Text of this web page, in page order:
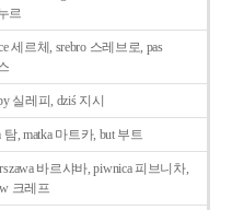
르
세르체, srebro 스레브로, pas
실레피, dziś 지시
탐, matka 마트카, but 부트
바르샤바, piwnica 피브니차,
크레프